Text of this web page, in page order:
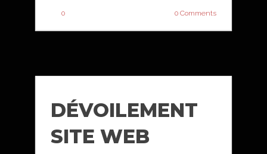
0 0 Comments
DÉVOILEMENT
SITE WEB